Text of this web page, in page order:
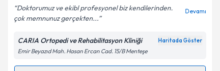
Kişisel verilerimin işlenmesine ilişkin
Aydınlatma
Metni'ni okudum ve kişisel verilerimin belirtilen
kapsamda işlenmesini kabul ediyorum.
Doktorumuz ve ekibl profesyonel biz kendilerinden.
çok memnunuz gerçekten...
Devamı
CARIA Ortopedi ve Rehabilitasyon Kliniği Haritada Göster
Emir Beyazıd Mah. Hasan Ercan Cad. 15/B Menteşe